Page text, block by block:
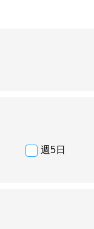
週5日